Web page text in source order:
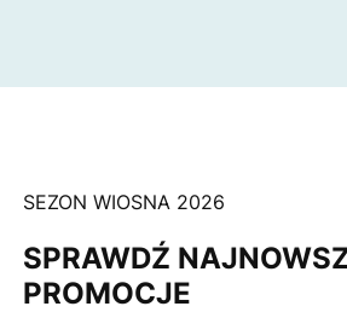
SEZON WIOSNA 2026
SPRAWDŹ
PROMOCJE